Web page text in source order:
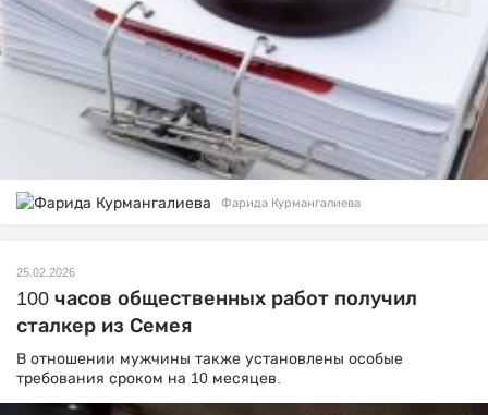
Фарида Курмангалиева
25.02.2026
100 часов общественных работ получил
сталкер из Семея
В отношении мужчины также установлены особые
требования сроком на 10 месяцев.